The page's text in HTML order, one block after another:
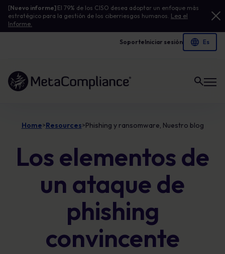
[Nuevo informe] El 79% de los CISO desea adoptar un enfoque más
estratégico para la gestión de los ciberriesgos humanos. Lea el
Informe.
SoporteIniciar sesión
Enlace a la página de inicio
Home>Resources>Phishing y ransomware, Nuestro blog
Los elementos de
un ataque de
phishing
convincente